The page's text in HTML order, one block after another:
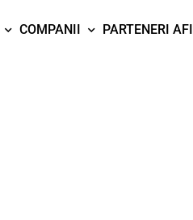
COMPANII PARTENERI